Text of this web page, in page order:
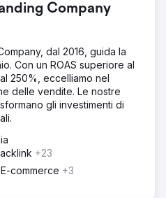
parte superiore del funnel. Il
si è mantenuto, ma i
i motori di ricerca basati
degli acquirenti senza
Il loro marchio era invisibile
i dati di schema ed entità
marketing non aveva un
LLM, GEO o per rispondere.
completo di
sull'intelligenza
i contenuti come
il markup Schema
per FAQPage e HowTo e
Company
dal 2016, guida la
Con un ROAS superiore al
250%, eccelliamo nel
delle vendite. Le nostre
gli investimenti di
+23
commerce +3